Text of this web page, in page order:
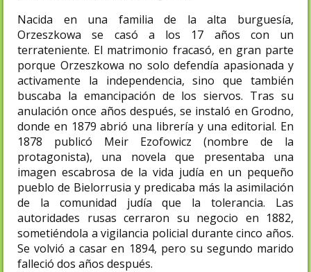
Nacida en una familia de la alta burguesía,
Orzeszkowa se casó a los 17 años con un
terrateniente. El matrimonio fracasó, en gran parte
porque Orzeszkowa no solo defendía apasionada y
activamente la independencia, sino que también
buscaba la emancipación de los siervos. Tras su
anulación once años después, se instaló en Grodno,
donde en 1879 abrió una librería y una editorial. En
1878 publicó Meir Ezofowicz (nombre de la
protagonista), una novela que presentaba una
imagen escabrosa de la vida judía en un pequeño
pueblo de Bielorrusia y predicaba más la asimilación
de la comunidad judía que la tolerancia. Las
autoridades rusas cerraron su negocio en 1882,
sometiéndola a vigilancia policial durante cinco años.
Se volvió a casar en 1894, pero su segundo marido
falleció dos años después.